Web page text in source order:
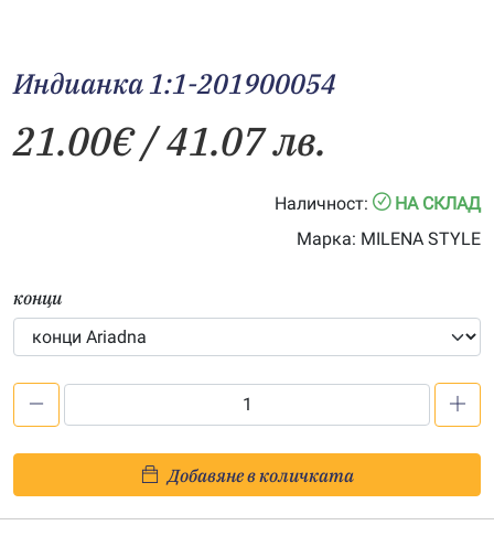
Индианка 1:1-201900054
21.00€/ 41.07 лв.
Наличност:
НА СКЛАД
Марка: MILENA STYLE
конци
1:1-
201900054
Добавяне в количката